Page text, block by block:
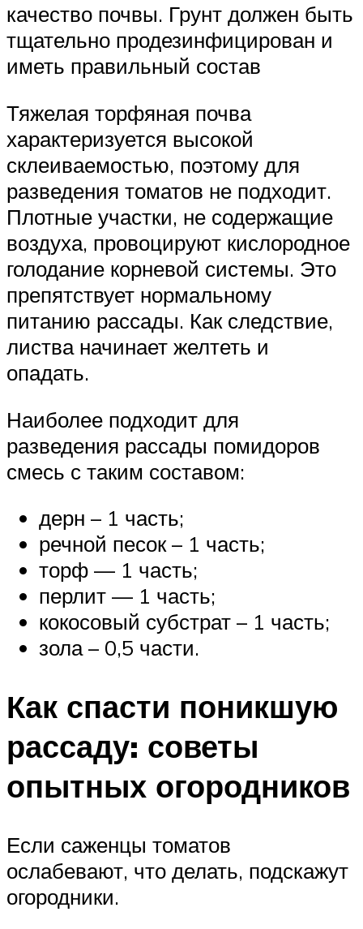
качество почвы. Грунт должен быть
тщательно продезинфицирован и
иметь правильный состав
Тяжелая торфяная почва
характеризуется высокой
склеиваемостью, поэтому для
разведения томатов не подходит.
Плотные участки, не содержащие
воздуха, провоцируют кислородное
голодание корневой системы. Это
препятствует нормальному
питанию рассады. Как следствие,
листва начинает желтеть и
опадать.
Наиболее подходит для
разведения рассады помидоров
смесь с таким составом:
дерн – 1 часть;
речной песок – 1 часть;
торф — 1 часть;
перлит — 1 часть;
кокосовый субстрат – 1 часть;
зола – 0,5 части.
Как спасти поникшую
рассаду: советы
опытных огородников
Если саженцы томатов
ослабевают, что делать, подскажут
огородники.